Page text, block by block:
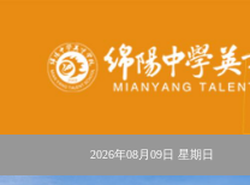
2026年08月09日 星期日